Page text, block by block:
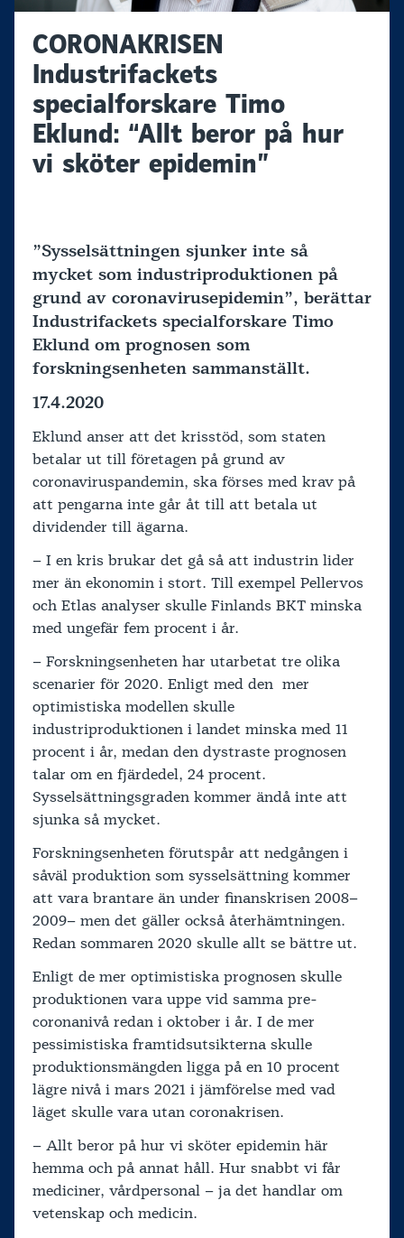
CORONAKRISEN
Industrifackets
specialforskare Timo
Eklund: “Allt beror på hur
vi sköter epidemin”
”Sysselsättningen sjunker inte så
mycket som industriproduktionen på
grund av coronavirusepidemin”, berättar
Industrifackets specialforskare Timo
Eklund om prognosen som
forskningsenheten sammanställt.
17.4.2020
Eklund anser att det krisstöd, som staten
betalar ut till företagen på grund av
coronaviruspandemin, ska förses med krav på
att pengarna inte går åt till att betala ut
dividender till ägarna.
– I en kris brukar det gå så att industrin lider
mer än ekonomin i stort. Till exempel Pellervos
och Etlas analyser skulle Finlands BKT minska
med ungefär fem procent i år.
– Forskningsenheten har utarbetat tre olika
scenarier för 2020. Enligt med den mer
optimistiska modellen skulle
industriproduktionen i landet minska med 11
procent i år, medan den dystraste prognosen
talar om en fjärdedel, 24 procent.
Sysselsättningsgraden kommer ändå inte att
sjunka så mycket.
Forskningsenheten förutspår att nedgången i
såväl produktion som sysselsättning kommer
att vara brantare än under finanskrisen 2008–
2009– men det gäller också återhämtningen.
Redan sommaren 2020 skulle allt se bättre ut.
Enligt de mer optimistiska prognosen skulle
produktionen vara uppe vid samma pre-
coronanivå redan i oktober i år. I de mer
pessimistiska framtidsutsikterna skulle
produktionsmängden ligga på en 10 procent
lägre nivå i mars 2021 i jämförelse med vad
läget skulle vara utan coronakrisen.
– Allt beror på hur vi sköter epidemin här
hemma och på annat håll. Hur snabbt vi får
mediciner, vårdpersonal – ja det handlar om
vetenskap och medicin.